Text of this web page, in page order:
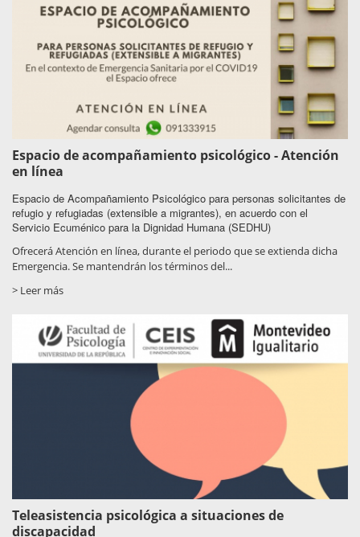
Espacio de acompañamiento psicológico - Atención
en línea
Espacio de Acompañamiento Psicológico para personas solicitantes de
refugio y refugiadas (extensible a migrantes), en acuerdo con el
Servicio Ecuménico para la Dignidad Humana (SEDHU)
Ofrecerá Atención en línea, durante el periodo que se extienda dicha
Emergencia. Se mantendrán los términos del...
> Leer más
Teleasistencia psicológica a situaciones de
discapacidad